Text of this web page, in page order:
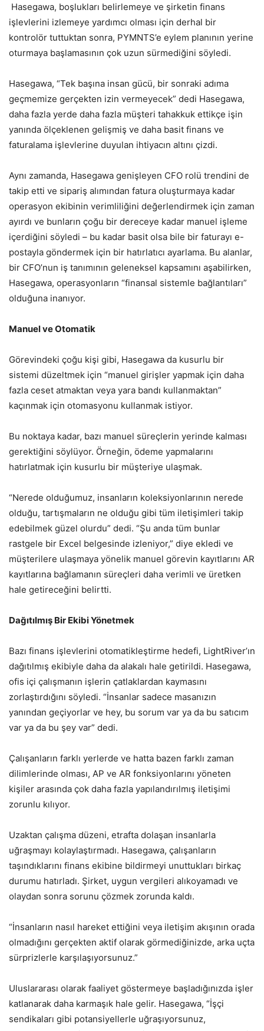
Hasegawa, boşlukları belirlemeye ve şirketin finans
işlevlerini izlemeye yardımcı olması için derhal bir
kontrolör tuttuktan sonra, PYMNTS’e eylem planının yerine
oturmaya başlamasının çok uzun sürmediğini söyledi.
Hasegawa, “Tek başına insan gücü, bir sonraki adıma
geçmemize gerçekten izin vermeyecek” dedi Hasegawa,
daha fazla yerde daha fazla müşteri tahakkuk ettikçe işin
yanında ölçeklenen gelişmiş ve daha basit finans ve
faturalama işlevlerine duyulan ihtiyacın altını çizdi.
Aynı zamanda, Hasegawa genişleyen CFO rolü trendini de
takip etti ve sipariş alımından fatura oluşturmaya kadar
operasyon ekibinin verimliliğini değerlendirmek için zaman
ayırdı ve bunların çoğu bir dereceye kadar manuel işleme
içerdiğini söyledi – bu kadar basit olsa bile bir faturayı e-
postayla göndermek için bir hatırlatıcı ayarlama. Bu alanlar,
bir CFO’nun iş tanımının geleneksel kapsamını aşabilirken,
Hasegawa, operasyonların “finansal sistemle bağlantıları”
olduğuna inanıyor.
Manuel ve Otomatik
Görevindeki çoğu kişi gibi, Hasegawa da kusurlu bir
sistemi düzeltmek için “manuel girişler yapmak için daha
fazla ceset atmaktan veya yara bandı kullanmaktan”
kaçınmak için otomasyonu kullanmak istiyor.
Bu noktaya kadar, bazı manuel süreçlerin yerinde kalması
gerektiğini söylüyor. Örneğin, ödeme yapmalarını
hatırlatmak için kusurlu bir müşteriye ulaşmak.
“Nerede olduğumuz, insanların koleksiyonlarının nerede
olduğu, tartışmaların ne olduğu gibi tüm iletişimleri takip
edebilmek güzel olurdu” dedi. “Şu anda tüm bunlar
rastgele bir Excel belgesinde izleniyor,” diye ekledi ve
müşterilere ulaşmaya yönelik manuel görevin kayıtlarını AR
kayıtlarına bağlamanın süreçleri daha verimli ve üretken
hale getireceğini belirtti.
Dağıtılmış Bir Ekibi Yönetmek
Bazı finans işlevlerini otomatikleştirme hedefi, LightRiver’ın
dağıtılmış ekibiyle daha da alakalı hale getirildi. Hasegawa,
ofis içi çalışmanın işlerin çatlaklardan kaymasını
zorlaştırdığını söyledi. “İnsanlar sadece masanızın
yanından geçiyorlar ve hey, bu sorum var ya da bu satıcım
var ya da bu şey var” dedi.
Çalışanların farklı yerlerde ve hatta bazen farklı zaman
dilimlerinde olması, AP ve AR fonksiyonlarını yöneten
kişiler arasında çok daha fazla yapılandırılmış iletişimi
zorunlu kılıyor.
Uzaktan çalışma düzeni, etrafta dolaşan insanlarla
uğraşmayı kolaylaştırmadı. Hasegawa, çalışanların
taşındıklarını finans ekibine bildirmeyi unuttukları birkaç
durumu hatırladı. Şirket, uygun vergileri alıkoyamadı ve
olaydan sonra sorunu çözmek zorunda kaldı.
“İnsanların nasıl hareket ettiğini veya iletişim akışının orada
olmadığını gerçekten aktif olarak görmediğinizde, arka uçta
sürprizlerle karşılaşıyorsunuz.”
Uluslararası olarak faaliyet göstermeye başladığınızda işler
katlanarak daha karmaşık hale gelir. Hasegawa, “İşçi
sendikaları gibi potansiyellerle uğraşıyorsunuz,